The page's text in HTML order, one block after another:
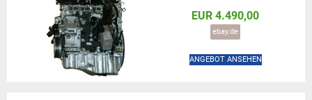
EUR 4.490,00
ebay.de
ANGEBOT ANSEHEN